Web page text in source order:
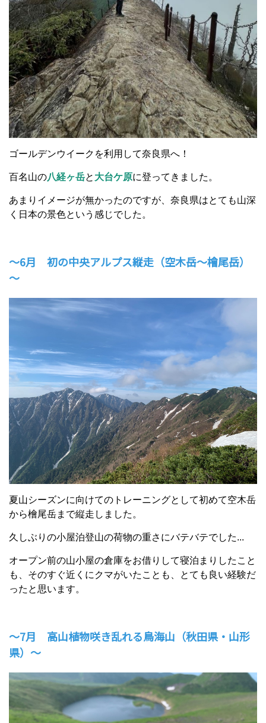
ゴールデンウイークを利用して奈良県へ！
百名山の八経ヶ岳と 大台ケ原に登ってきました。
あまりイメージが無かったのですが、奈良県はとても山深
く日本の景色という感じでした。
～6月 初の中央アルプス縦走（空木岳～檜尾岳）
～
夏山シーズンに向けてのトレーニングとして初めて空木岳
から檜尾岳まで縦走しました。
久しぶりの小屋泊登山の荷物の重さにバテバテでした...
オープン前の山小屋の倉庫をお借りして寝泊まりしたこと
も、そのすぐ近くにクマがいたことも、とても良い経験だ
ったと思います。
～7月 高山植物咲き乱れる鳥海山（秋田県・山形
県）～